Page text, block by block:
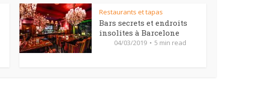
Restaurants et tapas
Bars secrets et endroits
insolites à Barcelone
04/03/2019 5 min read